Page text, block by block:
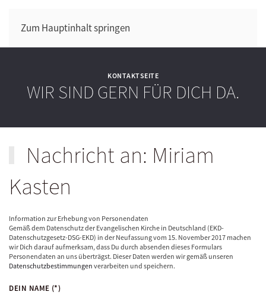
Zum Hauptinhalt springen
KONTAKTSEITE
WIR SIND GERN FÜR DICH DA.
Nachricht an: Miriam
Kasten
Information zur Erhebung von Personendaten
Gemäß dem Datenschutz der Evangelischen Kirche in Deutschland (EKD-
Datenschutzgesetz-DSG-EKD) in der Neufassung vom 15. November 2017 machen
wir Dich darauf aufmerksam, dass Du durch absenden dieses Formulars
Personendaten an uns überträgst. Dieser Daten werden wir gemäß unseren
Datenschutzbestimmungen verarbeiten und speichern.
DEIN NAME (*)